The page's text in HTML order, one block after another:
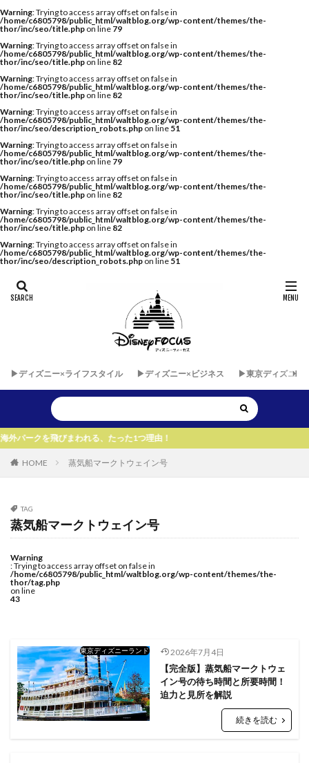
Warning: Trying to access array offset on false in
/home/c6805798/public_html/waltblog.org/wp-content/themes/the-
thor/inc/seo/title.php on line 79
Warning: Trying to access array offset on false in
/home/c6805798/public_html/waltblog.org/wp-content/themes/the-
thor/inc/seo/title.php on line 82
Warning: Trying to access array offset on false in
/home/c6805798/public_html/waltblog.org/wp-content/themes/the-
thor/inc/seo/title.php on line 82
Warning: Trying to access array offset on false in
/home/c6805798/public_html/waltblog.org/wp-content/themes/the-
thor/inc/seo/description_robots.php on line 51
Warning: Trying to access array offset on false in
/home/c6805798/public_html/waltblog.org/wp-content/themes/the-
thor/inc/seo/title.php on line 79
Warning: Trying to access array offset on false in
/home/c6805798/public_html/waltblog.org/wp-content/themes/the-
thor/inc/seo/title.php on line 82
Warning: Trying to access array offset on false in
/home/c6805798/public_html/waltblog.org/wp-content/themes/the-
thor/inc/seo/title.php on line 82
Warning: Trying to access array offset on false in
/home/c6805798/public_html/waltblog.org/wp-content/themes/the-
thor/inc/seo/description_robots.php on line 51
▶︎ディズニー×ライフスタイル ▶︎ディズニー×ビジネス ▶︎東京ディズニー
れる、たった1つ理由！
HOME 蒸気船マークトウェイン号
TAG
蒸気船マークトウェイン号
Warning
: Trying to access array offset on false in
/home/c6805798/public_html/waltblog.org/wp-content/themes/the-
thor/tag.php
on line
43
東京ディズニーランド 2026年7月4日
【完全版】蒸気船マークトウェ
イン号の待ち時間と所要時間！
迫力と見所を解説
続きを読む